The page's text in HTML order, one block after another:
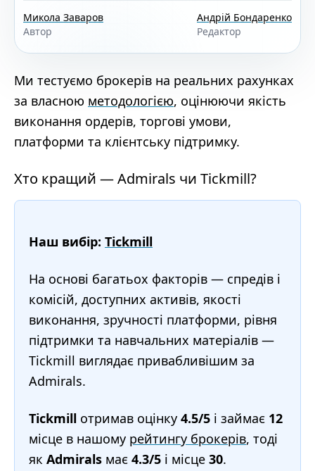
Микола Заваров
Автор
Андрій Бондаренко
Редактор
Ми тестуємо брокерів на реальних рахунках
за власною методологією, оцінюючи якість
виконання ордерів, торгові умови,
платформи та клієнтську підтримку.
Хто кращий — Admirals чи Tickmill?
Наш вибір: Tickmill
На основі багатьох факторів — спредів і
комісій, доступних активів, якості
виконання, зручності платформи, рівня
підтримки та навчальних матеріалів —
Tickmill виглядає привабливішим за
Admirals.
Tickmill отримав оцінку 4.5/5 і займає 12
місце в нашому рейтингу брокерів, тоді
як Admirals має 4.3/5 і місце 30.